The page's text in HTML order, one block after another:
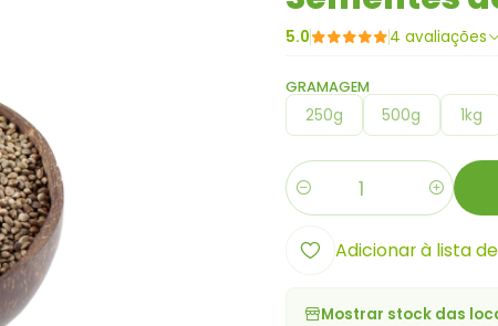
5.0 4 avaliações
GRAMAGEM
250g 500g 1kg
Quantidade
Adicionar à lista
Mostrar stock das